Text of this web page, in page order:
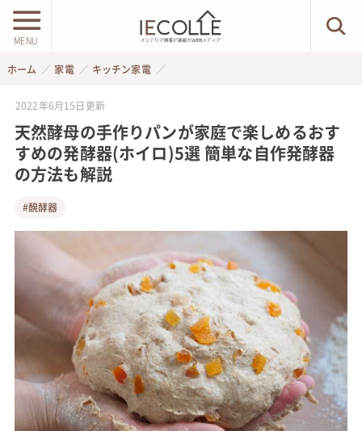
MENU
ホーム 家電 キッチン家電
2022年6月15日 更新
天然酵母の手作りパンが家庭で楽しめるおす
すめの発酵器(ホイロ)5選 簡単な自作発酵器
の方法も解説
#醗酵器